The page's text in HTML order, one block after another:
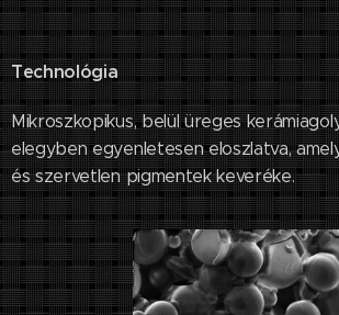
Technológia
Mikroszkopikus, belül üreges
elegyben egyenletesen eloszlatva,
és szervetlen pigmentek keveréke.